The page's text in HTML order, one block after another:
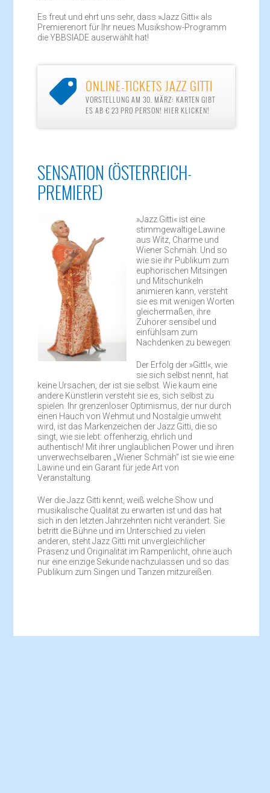
Es freut und ehrt uns sehr, dass »Jazz Gitti« als
Premierenort für Ihr neues Musikshow-Programm
die YBBSIADE auserwählt hat!
 ONLINE-TICKETS JAZZ GITTI
VORSTELLUNG AM 30. MÄRZ: KARTEN GIBT
ES AB € 23 PRO PERSON! HIER KLICKEN!
SENSATION (ÖSTERREICH-
PREMIERE)
»Jazz Gitti« ist eine
stimmgewaltige Lawine
aus Witz, Charme und
Wiener Schmäh. Und so
wie sie ihr Publikum zum
euphorischen Mitsingen
und Mitschunkeln
animieren kann, versteht
sie es mit wenigen Worten
gleichermaßen, ihre
Zuhörer sensibel und
einfühlsam zum
Nachdenken zu bewegen.
Der Erfolg der »Gittl«, wie
sie sich selbst nennt, hat
keine Ursachen, der ist sie selbst. Wie kaum eine
andere Künstlerin versteht sie es, sich selbst zu
spielen. Ihr grenzenloser Optimismus, der nur durch
einen Hauch von Wehmut und Nostalgie umweht
wird, ist das Markenzeichen der Jazz Gitti, die so
singt, wie sie lebt: offenherzig, ehrlich und
authentisch! Mit ihrer unglaublichen Power und ihren
unverwechselbaren „Wiener Schmäh“ ist sie wie eine
Lawine und ein Garant für jede Art von
Veranstaltung.
Wer die Jazz Gitti kennt, weiß welche Show und
musikalische Qualität zu erwarten ist und das hat
sich in den letzten Jahrzehnten nicht verändert. Sie
betritt die Bühne und im Unterschied zu vielen
anderen, steht Jazz Gitti mit unvergleichlicher
Präsenz und Originalität im Rampenlicht, ohne auch
nur eine einzige Sekunde nachzulassen und so das
Publikum zum Singen und Tanzen mitzureißen.